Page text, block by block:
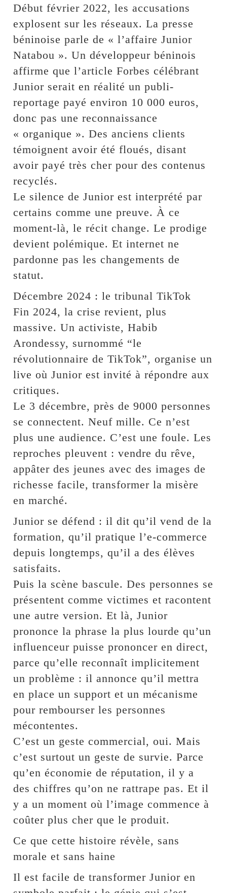
Début février 2022, les accusations
explosent sur les réseaux. La presse
béninoise parle de « l’affaire Junior
Natabou ». Un développeur béninois
affirme que l’article Forbes célébrant
Junior serait en réalité un publi-
reportage payé environ 10 000 euros,
donc pas une reconnaissance
« organique ». Des anciens clients
témoignent avoir été floués, disant
avoir payé très cher pour des contenus
recyclés.
Le silence de Junior est interprété par
certains comme une preuve. À ce
moment-là, le récit change. Le prodige
devient polémique. Et internet ne
pardonne pas les changements de
statut.
Décembre 2024 : le tribunal TikTok
Fin 2024, la crise revient, plus
massive. Un activiste, Habib
Arondessy, surnommé “le
révolutionnaire de TikTok”, organise un
live où Junior est invité à répondre aux
critiques.
Le 3 décembre, près de 9000 personnes
se connectent. Neuf mille. Ce n’est
plus une audience. C’est une foule. Les
reproches pleuvent : vendre du rêve,
appâter des jeunes avec des images de
richesse facile, transformer la misère
en marché.
Junior se défend : il dit qu’il vend de la
formation, qu’il pratique l’e-commerce
depuis longtemps, qu’il a des élèves
satisfaits.
Puis la scène bascule. Des personnes se
présentent comme victimes et racontent
une autre version. Et là, Junior
prononce la phrase la plus lourde qu’un
influenceur puisse prononcer en direct,
parce qu’elle reconnaît implicitement
un problème : il annonce qu’il mettra
en place un support et un mécanisme
pour rembourser les personnes
mécontentes.
C’est un geste commercial, oui. Mais
c’est surtout un geste de survie. Parce
qu’en économie de réputation, il y a
des chiffres qu’on ne rattrape pas. Et il
y a un moment où l’image commence à
coûter plus cher que le produit.
Ce que cette histoire révèle, sans
morale et sans haine
Il est facile de transformer Junior en